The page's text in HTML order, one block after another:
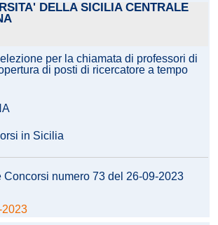
DELLA SICILIA CENTRALE
per la chiamata di professori di
di posti di ricercatore a tempo
in Sicilia
Concorsi numero 73 del 26-09-2023
2023